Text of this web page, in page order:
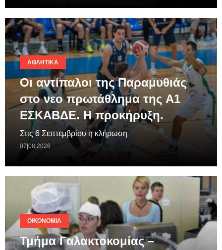
ΑΘΛΗΤΙΚΆ
Οι αντίπαλοι της Παραμυθιάς
στο νεο πρωτάθλημα της A1
ΕΣΚΑΒΔΕ. Η προκήρυξη.
Στις 6 Σεπτεμβρίου η κλήρωση
07|08|2026
ΟΙΚΟΝΟΜΊΑ
Τμήμα Γαλακτοκομίας –